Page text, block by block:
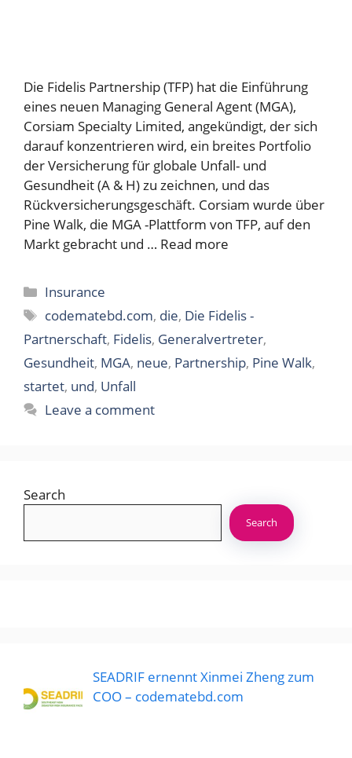
Die Fidelis Partnership (TFP) hat die Einführung
eines neuen Managing General Agent (MGA),
Corsiam Specialty Limited, angekündigt, der sich
darauf konzentrieren wird, ein breites Portfolio
der Versicherung für globale Unfall- und
Gesundheit (A & H) zu zeichnen, und das
Rückversicherungsgeschäft. Corsiam wurde über
Pine Walk, die MGA -Plattform von TFP, auf den
Markt gebracht und … Read more
Categories
Insurance
Tags
codematebd.com, die, Die Fidelis -
Partnerschaft, Fidelis, Generalvertreter,
Gesundheit, MGA, neue, Partnership, Pine Walk,
startet, und, Unfall
Leave a comment
Search
Search
SEADRIF ernennt Xinmei Zheng zum
COO – codematebd.com